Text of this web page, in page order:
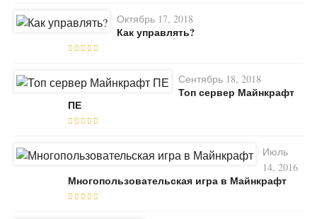
Октябрь 17, 2018
Как управлять?
Сентябрь 18, 2018
Топ сервер Майнкрафт
ПЕ
Июль
14, 2016
Многопользовательская игра в Майнкрафт